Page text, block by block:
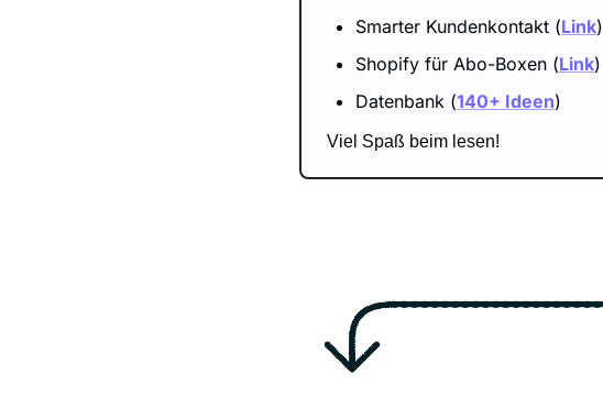
Smarter Kundenkontakt (Link)
Shopify für Abo-Boxen (Link)
Datenbank (140+ Ideen)
Viel Spaß beim lesen!